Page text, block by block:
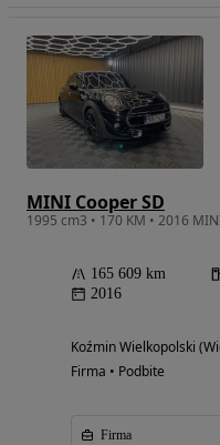
MINI Cooper SD
165 609 km
2016
Koźmin Wielkopolski
Firma • Podbite
Firma